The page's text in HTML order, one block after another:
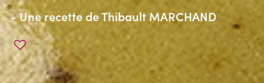
- Une recette deThibault MARCHAND